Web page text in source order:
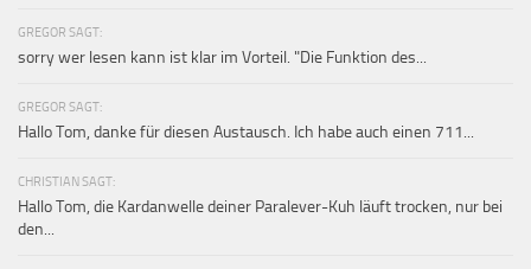
GREGOR SAGT:
sorry wer lesen kann ist klar im Vorteil. "Die Funktion des...
GREGOR SAGT:
Hallo Tom, danke für diesen Austausch. Ich habe auch einen 711...
CHRISTIAN SAGT:
Hallo Tom, die Kardanwelle deiner Paralever-Kuh läuft trocken, nur bei
den...